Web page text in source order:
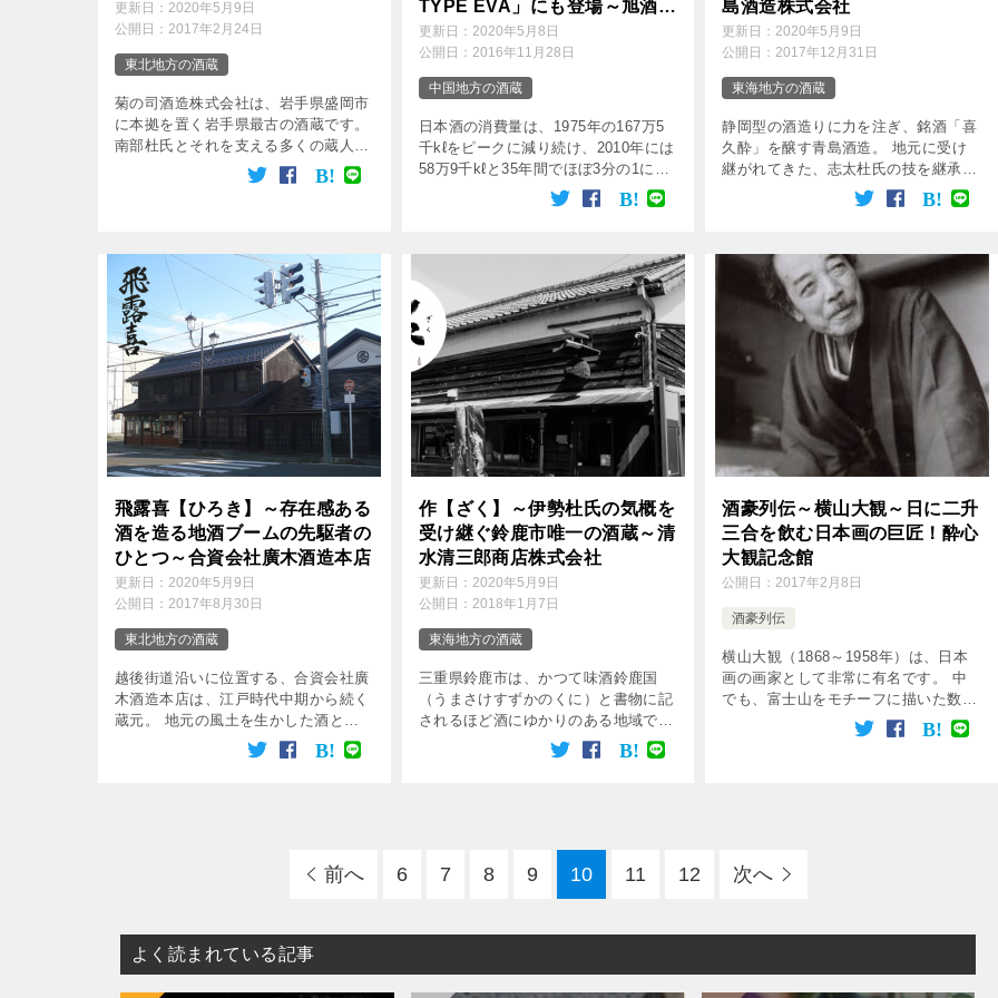
更新日： 2020年5月9日
公開日： 2017年2月24日
東北地方の酒蔵
菊の司酒造株式会社は、岩手県盛岡市
に本拠を置く岩手県最古の酒蔵です。
南部杜氏とそれを支える多くの蔵人た
ちがひとつにまとまり、人を和ませる
良い味のお酒を次々と生み出していま
TYPE EVA」にも登場～旭酒造
株式会社
更新日： 2020年5月8日
公開日： 2016年11月28日
中国地方の酒蔵
日本酒の消費量は、1975年の167万5
千kℓをピークに減り続け、2010年には
58万9千kℓと35年間でほぼ3分の1にな
ってしまっています。 旭酒造株式会
社は、そんな日本酒の消費が減少しつ
島酒造株式会社
更新日：2020年5月9日
公開日：2017年12月31日
東海地方の酒蔵
静岡型の酒造りに力を注ぎ、銘酒「喜
久酔」を醸す青島酒造。 地元に受け
継がれてきた、志太杜氏の技を継承し
た蔵でもあります。 静岡酵母のみを
使用して醸される酒は、穏やかな香り
しを併せ持ちます […]
飛露喜【ひろき】～存在感ある
酒を造る地酒ブームの先駆者の
ひとつ～合資会社廣木酒造本店
更新日： 2020年5月9日
公開日： 2017年8月30日
東北地方の酒蔵
越後街道沿いに位置する、合資会社廣
木酒造本店は、江戸時代中期から続く
蔵元。 地元の風土を生かした酒とす
るために、地元の米「五百万石」を使
用して、品のある深い味わいの酒を造
作【ざく】～伊勢杜氏の気概を
受け継ぐ鈴鹿市唯一の酒蔵～清
水清三郎商店株式会社
更新日： 2020年5月9日
公開日： 2018年1月7日
東海地方の酒蔵
三重県鈴鹿市は、かつて味酒鈴鹿国
（うまさけすずかのくに）と書物に記
されるほど酒にゆかりのある地域でし
た。 そこに現存する唯一の蔵は、
「作」を醸す清水清三郎商店。 三重
酒豪列伝～横山大観～日に二升
三合を飲む日本画の巨匠！酔心
大観記念館
公開日：2017年2月8日
酒豪列伝
横山大観（1868～1958年）は、日本
画の画家として非常に有名です。 中
でも、富士山をモチーフに描いた数々
の名画で良く知られています。 横山
大観はけた外れの酒豪でもあり、美術
前へ 6 7 8 9 10 11 12 次へ
よく読まれている記事